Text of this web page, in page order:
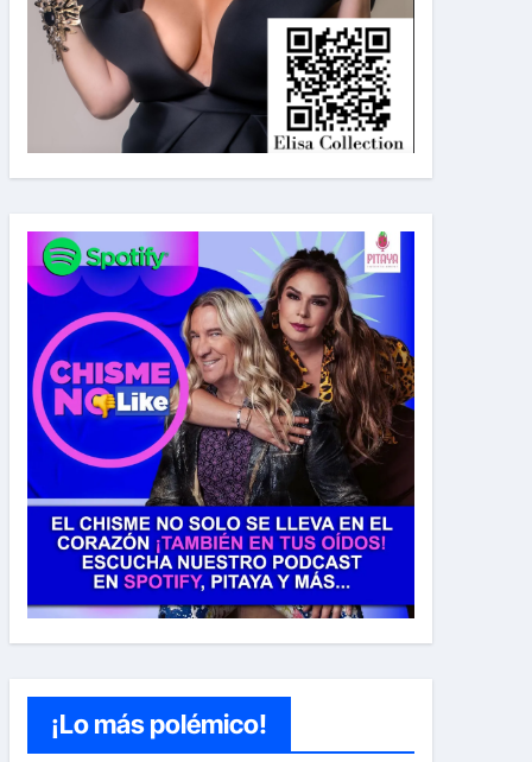
¡Lo más polémico!